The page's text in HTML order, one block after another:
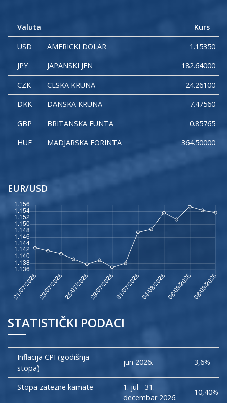
Valuta
Kurs
USD
AMERICKI DOLAR
1.15350
JPY
JAPANSKI JEN
182.64000
CZK
CESKA KRUNA
24.26100
DKK
DANSKA KRUNA
7.47560
GBP
BRITANSKA FUNTA
0.85765
HUF
MADJARSKA FORINTA
364.50000
SEK
CHF
SVAJCARSKI FRANAK
0.93470
ISK
ISLANDSKA KRUNA
142.60000
NOK
NORVESKA KRUNA
10.97500
TRY
TURSKA LIRA
55.02870
AUD
AUSTRALIJSKI DOLAR
1.63840
BRAZILSKI REAL
CAD
CNY
KINESKI JUAN
HKD
IDR
INDONEZANSKA RUPIJA
20584.96000
EUR/USD
STATISTIČKI PODACI
Inflacija CPI (godišnja
stopa)
jun 2026. 3,6%
Stopa zatezne kamate
1. jul - 31.
decembar 2026.
10,40%